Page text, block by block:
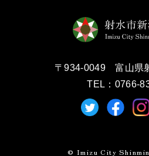
〒934-0049 富山県
TEL：0766-
© Imizu City